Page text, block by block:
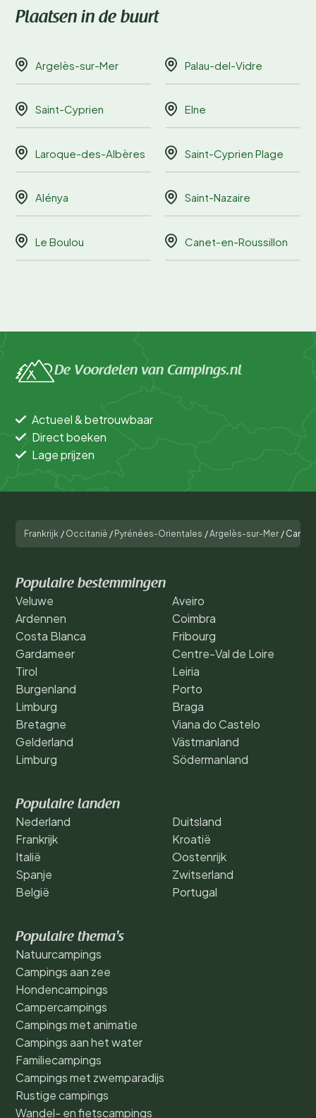
Plaatsen in de buurt
Argelès-sur-Mer Palau-del-Vidre
Saint-Cyprien Elne
Laroque-des-Albères Saint-Cyprien Plage
Alénya Saint-Nazaire
Le Boulou Canet-en-Roussillon
De Voordelen van Campings.nl
Actueel & betrouwbaar
Direct boeken
Lage prijzen
Frankrijk / Occitanië / Pyrénées-Orientales /Argelès-sur-Mer /
Populaire bestemmingen
Veluwe
Ardennen
Costa Blanca
Gardameer
Tirol
Burgenland
Limburg
Bretagne
Gelderland
Limburg
Aveiro
Coimbra
Fribourg
Centre-Val de Loire
Leiria
Porto
Braga
Viana do Castelo
Västmanland
Södermanland
Populaire landen
Nederland
Frankrijk
Italië
Spanje
België
Duitsland
Kroatië
Oostenrijk
Zwitserland
Portugal
Populaire thema's
Natuurcampings
Campings aan zee
Hondencampings
Campercampings
Campings met animatie
Campings aan het water
Familiecampings
Campings met zwemparadijs
Rustige campings
Wandel- en fietscampings